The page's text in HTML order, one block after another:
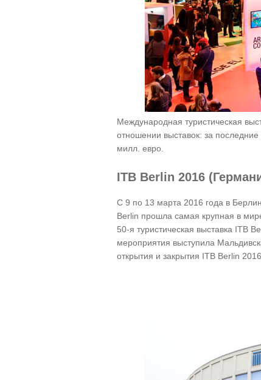
Международная туристическая
отношении выставок: за
милл. евро.
ITB Berlin 2016
С 9 по 13 марта 2016 года в
Berlin прошла самая крупная в
50-я туристическая выставка ITB
мероприятия выступила
открытия и закрытия ITB Berlin 2016.